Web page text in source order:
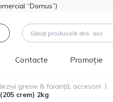
“Domus”)
Contacte Promoție
Produse (
gresie & faianță, accesorii
crem) 2kg